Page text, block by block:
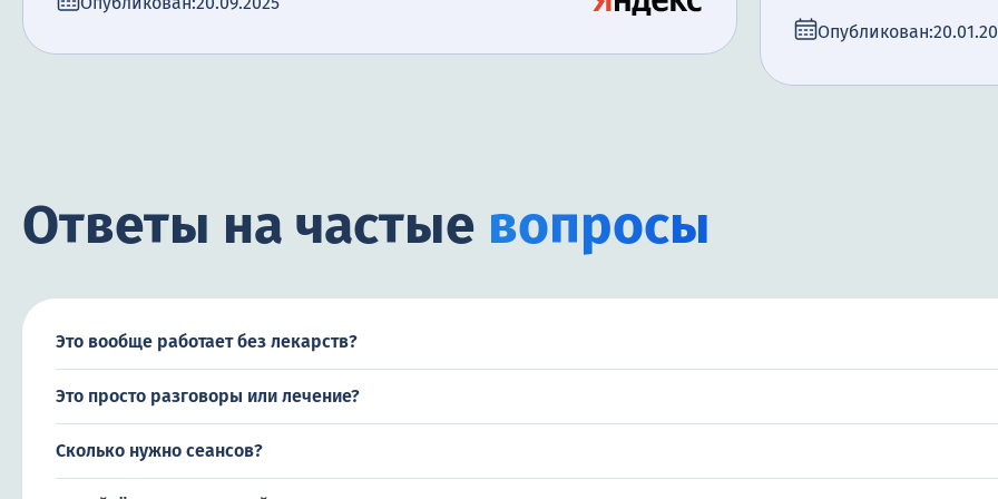
Опубликован:
Ответы на частые вопросы
Это вообще работает без лекарств?
Это просто разговоры или лечение?
Сколько нужно сеансов?